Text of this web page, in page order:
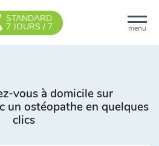
menu
STANDARD
7 JOURS / 7
vous à domicile sur
un ostéopathe en quelques
clics